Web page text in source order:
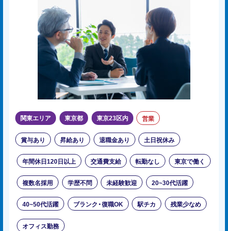
関東エリア 東京都 東京23区内 営業
賞与あり 昇給あり 退職金あり 土日祝休み
年間休日120日以上 交通費支給 転勤なし 東京で働く
複数名採用 学歴不問 未経験歓迎 20~30代活躍
40~50代活躍 ブランク・復職OK 駅チカ 残業少なめ
オフィス勤務